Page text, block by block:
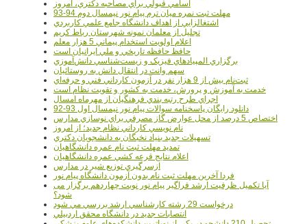
اسامي قبولي براي مصاحبه دکتري، امروز
مهلت ثبت نمره میان ترم پیام نور نیمسال دوم 94-93
اشتغالزايي از اهداف دانشگاه جامع علمي کاربردي
تجليل از معلمان نمونه شهرستان رباط کريم
اعلام اولويت استخدام پيماني 5 هزار معلم
حافظ حافظه تاريخي و ملي ايرانيان است
برگزاري المپيادهاي فيزيک و زيست‌شناسي دانش‌آموزي
سهم وانت در انتقال دانش به روستائيان
ثبت‌نام بيش از 9 هزار نفر در آزمون کارداني فني و حرفه‌اي
خدمت به آموزش و پرورش، خدمت به کشور و تقويت نظام است
اجراي طرح رتبه بندي فرهنگيان از مهرماه امسال
دانلود رایگان پاسخنامه سوالات پیام نور نیمسال اول 93-92
اختصاص 5 درصد از محل عوارض گاز مصرفي براي نوسازي مدارس
نام نويسي کارداني نظام جديد؛ از امروز
تسهيلات جديد بنياد نخبگان به دانشجويان دکتري
تمديد مهلت ثبت نام عمره دانشگاهيان
اعلام نتايج قرعه کشي عمره دانشگاهيان
ازسرگيري توزيع شير در مدارس
فردا آخرین مهلت ثبت نام بدون آزمون دانشگاه پیام نور
آیا تکمیل ظرفیت ارشد فراگیر پیام نور نوبت چهاردهم برگزار می
شود؟
درخواست 29 رشته کارشناسي ارشد بررسي مي شود
انتصابات جديد در دانشگاه محقق اردبيلي